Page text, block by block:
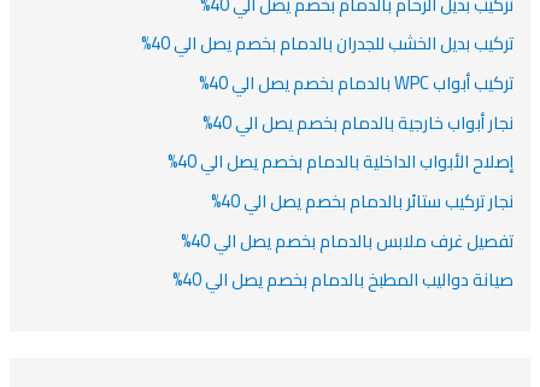
تركيب بديل الخشب للجدران بالدمام بخصم يصل الي 40%
تركيب أبواب WPC بالدمام بخصم يصل الي 40%
نجار أبواب خارجية بالدمام بخصم يصل الي 40%
إصلاح الأبواب الداخلية بالدمام بخصم يصل الي 40%
نجار تركيب ستائر بالدمام بخصم يصل الي 40%
تفصيل غرف ملابس بالدمام بخصم يصل الي 40%
صيانة دواليب المطبخ بالدمام بخصم يصل الي 40%